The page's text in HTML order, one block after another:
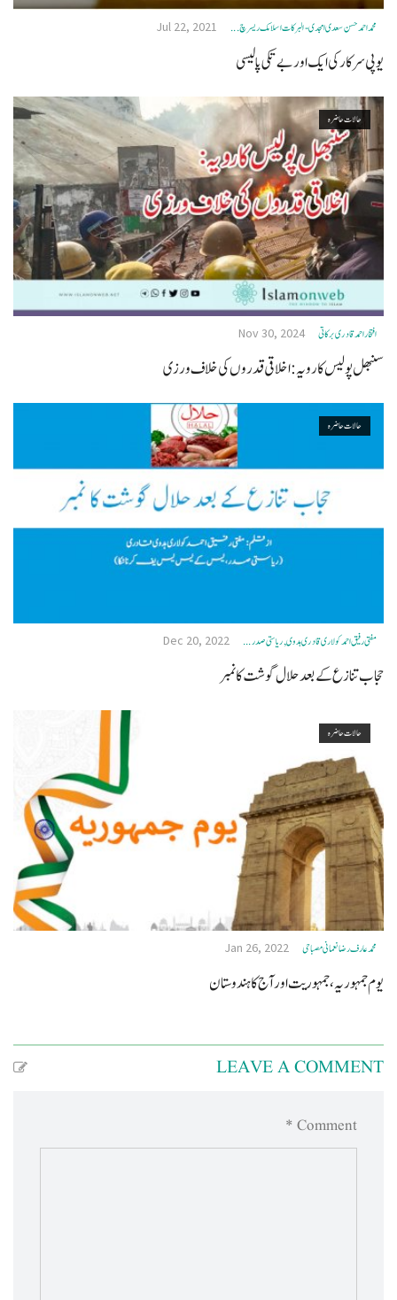
محمد احمد حسن سعدی امجدی - البرکات اسلامک ریسرچ ... Jul 22, 2021
یوپی سرکار کی ایک اور بے تکی پالیسی
حالات حاضرہ
افتخاراحمدقادری برکاتی Nov 30, 2024
سنبھل پولیس کا رویہ:اخلاقی قدروں کی خلاف ورزی
حالات حاضرہ
مفتی رفیق احمد کولاری قادری ہدوی, ریاستی صدر ... Dec 20, 2022
حجاب تنازع کے بعد حلال گوشت کا نمبر
حالات حاضرہ
محمد عارف رضا نعمانی مصباحی Jan 26, 2022
یوم جمہوریہ، جمہوریت اور آج کا ہندوستان
LEAVE A COMMENT
Comment *